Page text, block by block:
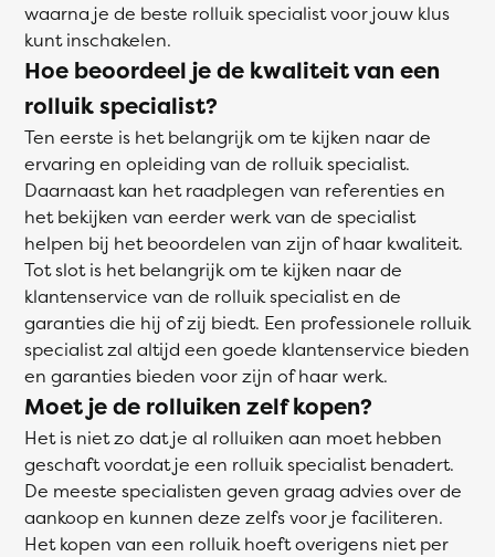
waarna je de beste rolluik specialist voor jouw klus
kunt inschakelen.
Hoe beoordeel je de kwaliteit van een
rolluik specialist?
Ten eerste is het belangrijk om te kijken naar de
ervaring en opleiding van de rolluik specialist.
Daarnaast kan het raadplegen van referenties en
het bekijken van eerder werk van de specialist
helpen bij het beoordelen van zijn of haar kwaliteit.
Tot slot is het belangrijk om te kijken naar de
klantenservice van de rolluik specialist en de
garanties die hij of zij biedt. Een professionele rolluik
specialist zal altijd een goede klantenservice bieden
en garanties bieden voor zijn of haar werk.
Moet je de rolluiken zelf kopen?
Het is niet zo dat je al rolluiken aan moet hebben
geschaft voordat je een rolluik specialist benadert.
De meeste specialisten geven graag advies over de
aankoop en kunnen deze zelfs voor je faciliteren.
Het kopen van een rolluik hoeft overigens niet per